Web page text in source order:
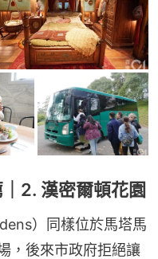
2. 漢密爾頓花園
）同樣位於馬塔馬
，後來市政府拒絕讓